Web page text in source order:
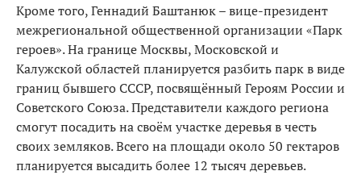
Кроме того, Геннадий Баштанюк – вице-президент
межрегиональной общественной организации «Парк
героев». На границе Москвы, Московской и
Калужской областей планируется разбить парк в виде
границ бывшего СССР, посвящённый Героям России и
Советского Союза. Представители каждого региона
смогут посадить на своём участке деревья в честь
своих земляков. Всего на площади около 50 гектаров
планируется высадить более 12 тысяч деревьев.